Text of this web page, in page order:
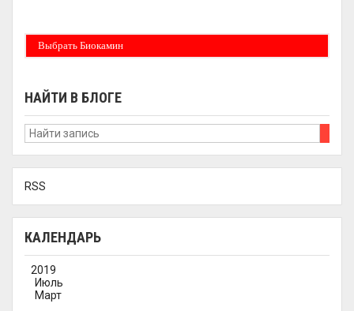
Выбрать Биокамин
НАЙТИ В БЛОГЕ
RSS
КАЛЕНДАРЬ
2019
Июль
Март